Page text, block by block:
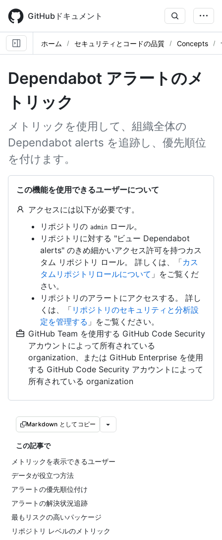
main
content
GitHubドキュメント
ホーム セキュリティとコードの品質 Concepts
Dependabot アラートのメ
トリック
メトリックを使用して、組織全体の
Dependabot alerts を追跡し、優先順位
を付けます。
この機能を使用できるユーザーについて
アクセスには以下が必要です。
リポジトリの admin ロール。
リポジトリに対する "ビュー Dependabot
alerts" のきめ細かいアクセス許可を持つカス
タム リポジトリ ロール。 詳しくは、「カス
タムリポジトリロールについて 」をご覧くだ
さい。
リポジトリのアラートにアクセスする。 詳し
くは、「 リポジトリのセキュリティと分析設
定を管理する 」をご覧ください。
GitHub Team を使用する GitHub Code Security
アカウントによって所有されている
organization、または GitHub Enterprise を使用
する GitHub Code Security アカウントによって
所有されている organization
Markdown としてコピー
この記事で
メトリックを表示できるユーザー
データが役立つ方法
アラートの優先順位付け
アラートの解決状況追跡
最もリスクの高いパッケージ
リポジトリ レベルのメトリック